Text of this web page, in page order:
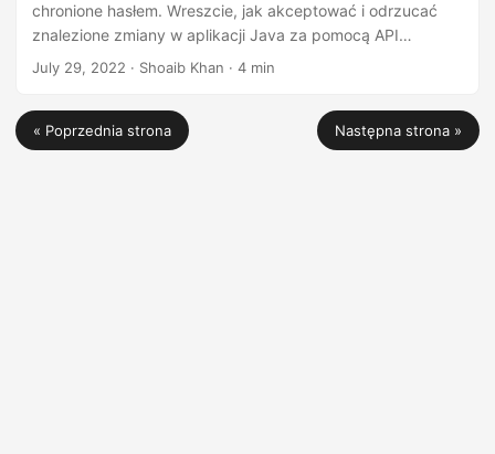
chronione hasłem. Wreszcie, jak akceptować i odrzucać
znalezione zmiany w aplikacji Java za pomocą API
porównywania dokumentów.
July 29, 2022 · Shoaib Khan · 4 min
« Poprzednia strona Następna strona »